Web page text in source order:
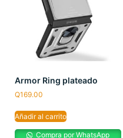
Armor Ring plateado
Q169.00
Añadir al carrito
Compra por WhatsApp